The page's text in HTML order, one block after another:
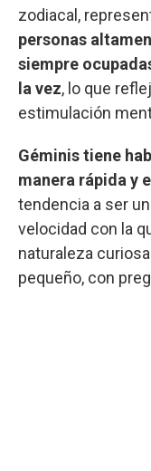
zodiacal,
personas
siempre
la vez, lo que
estimulación
Géminis tiene
manera rápida y
tendencia a ser
velocidad con la
naturaleza
pequeño, con